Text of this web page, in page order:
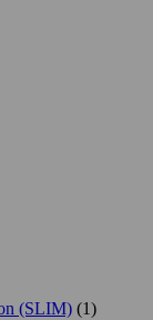
(SLIM) (1)